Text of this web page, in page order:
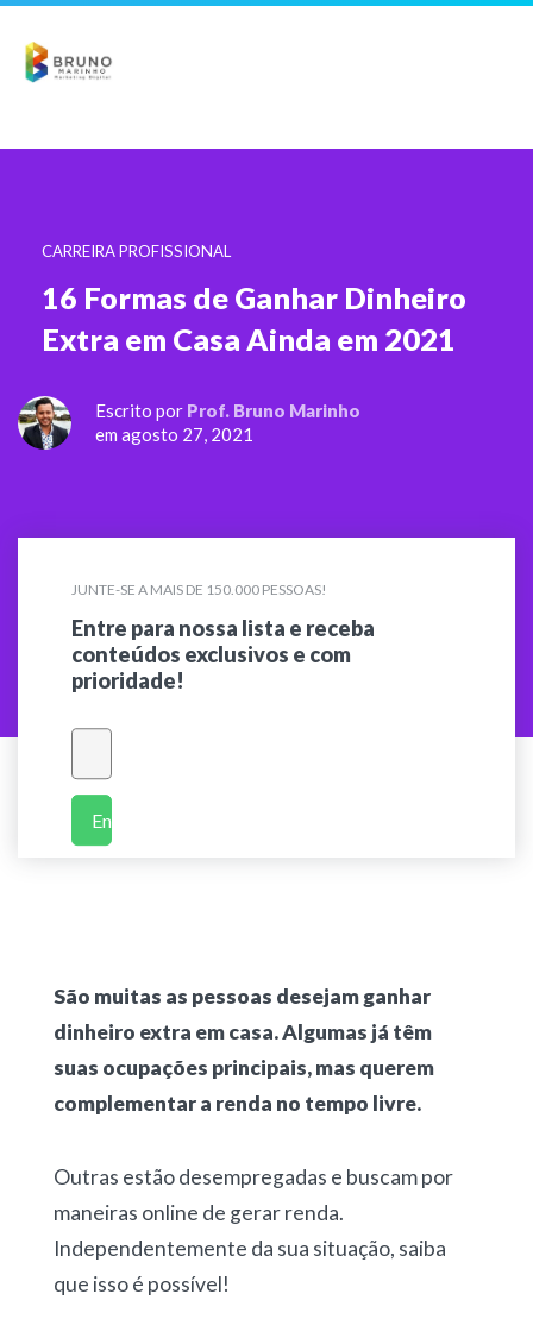
CARREIRA PROFISSIONAL
16 Formas de Ganhar Dinheiro
Extra em Casa Ainda em 2021
Escrito por Prof. Bruno Marinho
em agosto 27, 2021
JUNTE-SE A MAIS DE 150.000 PESSOAS!
Entre para nossa lista e receba
conteúdos exclusivos e com
prioridade!
Enviar
São muitas as pessoas desejam ganhar
dinheiro extra em casa. Algumas já têm
suas ocupações principais, mas querem
complementar a renda no tempo livre.
Outras estão desempregadas e buscam por
maneiras online de gerar renda.
Independentemente da sua situação, saiba
que isso é possível!